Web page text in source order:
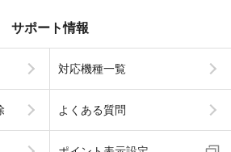
サポート情報
対応機種一覧
よくある質問